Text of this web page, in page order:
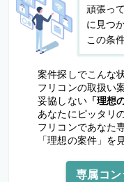
頑張っ
に見つ
この条
案件探しでこんな
フリコンの取扱い
妥協しない「理想
あなたにピッタリ
フリコンであなた
「理想の案件」を
専属コ